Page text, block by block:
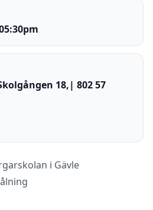
i Gävle
18,| 802 57